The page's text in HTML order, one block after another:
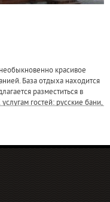
красивое
База отдыха находится
разместиться в
гостей: русские бани,